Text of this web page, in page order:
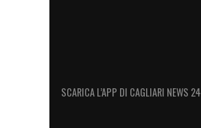
SCARICA L’APP DI CAGLIARI NEWS 24